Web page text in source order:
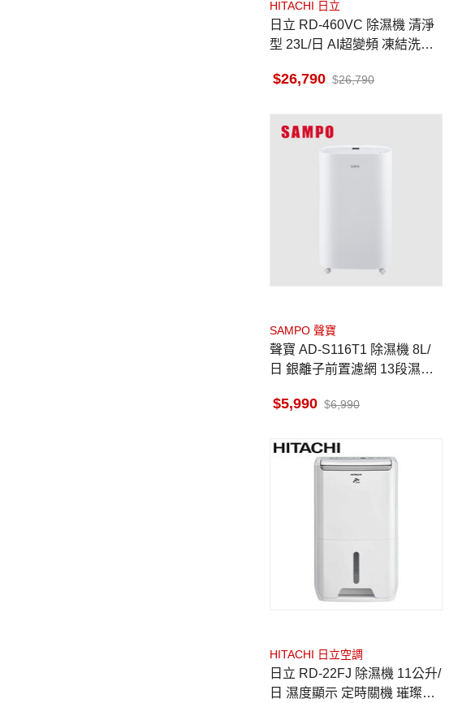
HITACHI 日立
日立 RD-460VC 除濕機 清淨
型 23L/日 AI超變頻 凍結洗淨
26,790 26,790
SAMPO 聲寶
聲寶 AD-S116T1 除濕機 8L/
日 銀離子前置濾網 13段濕度
5,990 6,990
HITACHI 日立空調
日立 RD-22FJ 除濕機 11公升/
日 濕度顯示 定時關機 璀璨白